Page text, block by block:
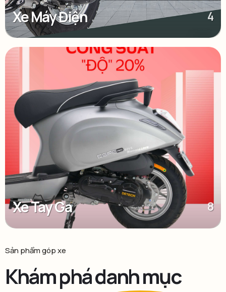
Xe Máy Điện 4
Xe Tay Ga 8
Sản phẩm góp xe
Khám phá danh mục